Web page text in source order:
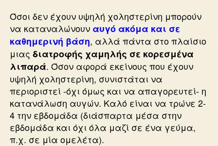
Όσοι δεν έχουν υψηλή χοληστερίνη μπορούν
να καταναλώνουν αυγό ακόμα και σε
καθημερινή βάση, αλλά πάντα στο πλαίσιο
μιας διατροφής χαμηλής σε κορεσμένα
λιπαρά. Όσον αφορά εκείνους που έχουν
υψηλή χοληστερίνη, συνιστάται να
περιοριστεί -όχι όμως και να απαγορευτεί- η
κατανάλωση αυγών. Καλό είναι να τρώνε 2-
4 την εβδομάδα (διάσπαρτα μέσα στην
εβδομάδα και όχι όλα μαζί σε ένα γεύμα,
π.χ. σε μία ομελέτα).